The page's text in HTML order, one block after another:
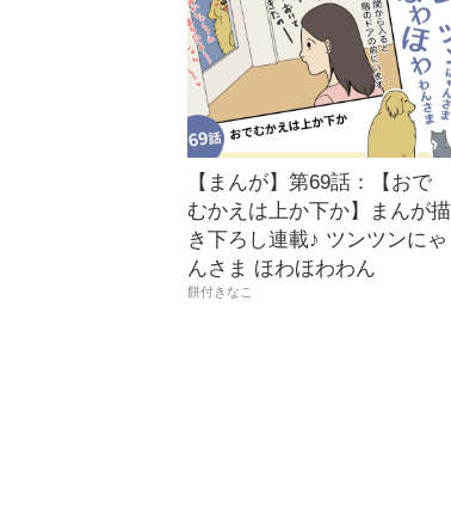
【まんが】第69話：【おで
むかえは上か下か】まんが描
き下ろし連載♪ ツンツンにゃ
んさま ほわほわわん
餅付きなこ